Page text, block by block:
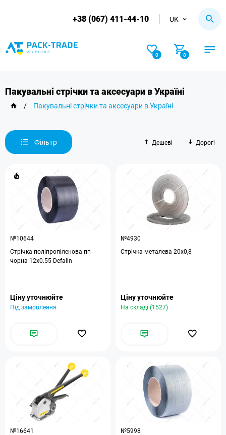
+38 (067) 411-44-10 UK
0 0
Пакувальні стрічки та аксесуари в Україні
/ Пакувальні стрічки та аксесуари в Україні
Фільтр Дешеві Дорогі
№10644
Стрічка поліпропіленова пп
чорна 12х0.55 Defalin
Ціну уточнюйте
Під замовлення
№4930
Стрічка металева 20х0,8
Ціну уточнюйте
На складі (1527)
№16641
№5998